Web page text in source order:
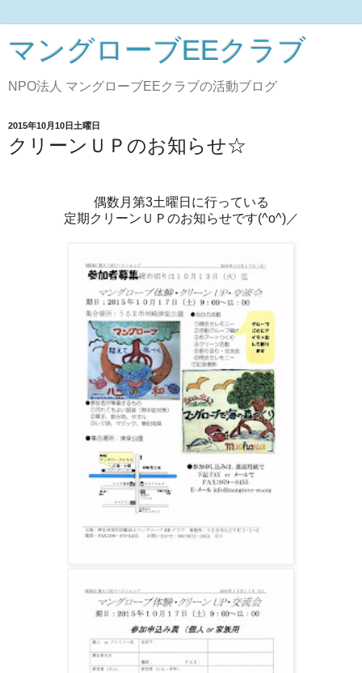
マングローブEEクラブ
NPO法人 マングローブEEクラブの活動ブログ
2015年10月10日土曜日
クリーンＵＰのお知らせ☆
偶数月第3土曜日に行っている
定期クリーンＵＰのお知らせです(^o^)／